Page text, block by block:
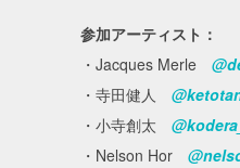
参加アーティスト：
・Jacques Merle
・寺田健人
・小寺創太
・Nelson Hor